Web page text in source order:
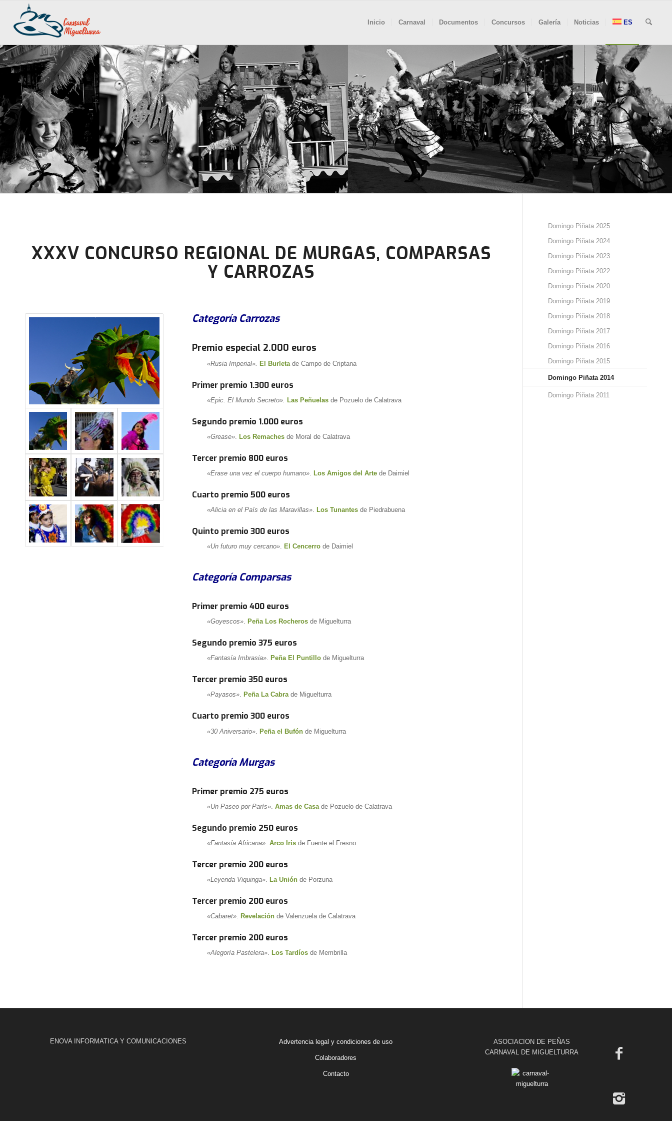
Inicio Carnaval Documentos Concursos Galería Noticias ES
XXXV CONCURSO REGIONAL DE MURGAS, COMPARSAS
Y CARROZAS
Categoría Carrozas
Premio especial 2.000 euros
«Rusia Imperial». El Burletade Campo de Criptana
Primer premio 1.300 euros
«Epic. El Mundo Secreto». Las Peñuelas de Pozuelo de Calatrava
Segundo premio 1.000 euros
«Grease». Los Remachesde Moral de Calatrava
Tercer premio 800 euros
«Erase una vez el cuerpo humano». Los Amigos del Artede Daimiel
Cuarto premio 500 euros
«Alicia en el País de las Maravillas». Los Tunantesde Piedrabuena
Quinto premio 300 euros
«Un futuro muy cercano». El Cencerrode Daimiel
Categoría Comparsas
Primer premio 400 euros
«Goyescos». Peña Los Rocherosde Miguelturra
Segundo premio 375 euros
«Fantasía Imbrasia». Peña El Puntillode Miguelturra
Tercer premio 350 euros
«Payasos». Peña La Cabrade Miguelturra
Cuarto premio 300 euros
«30 Aniversario». Peña el Bufónde Miguelturra
Categoría Murgas
Primer premio 275 euros
«Un Paseo por París». Amas de Casa de Pozuelo de Calatrava
Segundo premio 250 euros
«Fantasía Africana». Arco Irisde Fuente el Fresno
Tercer premio 200 euros
«Leyenda Viquinga». La Uniónde Porzuna
Tercer premio 200 euros
«Cabaret». Revelación de Valenzuela de Calatrava
Tercer premio 200 euros
«Alegoría Pastelera». Los Tardíosde Membrilla
Domingo Piñata 2025
Domingo Piñata 2024
Domingo Piñata 2023
Domingo Piñata 2022
Domingo Piñata 2020
Domingo Piñata 2019
Domingo Piñata 2018
Domingo Piñata 2017
Domingo Piñata 2016
Domingo Piñata 2015
Domingo Piñata 2014
Domingo Piñata 2011
ENOVA INFORMATICA Y COMUNICACIONES Advertencia legal y condiciones de uso
Colaboradores
Contacto
ASOCIACION DE PEÑAS
CARNAVAL DE MIGUELTURRA